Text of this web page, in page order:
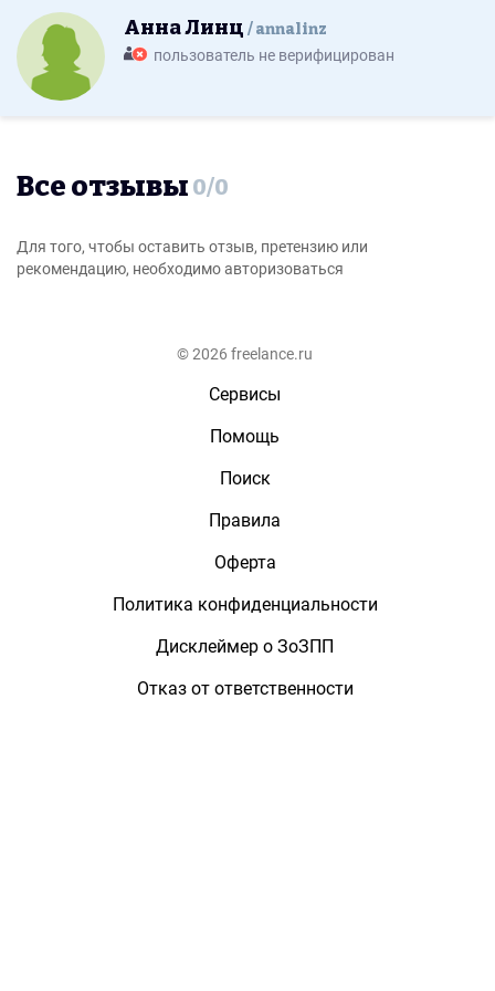
Анна Линц annalinz
пользователь не верифицирован
Все отзывы 0/0
Для того, чтобы оставить отзыв, претензию или
рекомендацию, необходимо авторизоваться
© 2026 freelance.ru
Сервисы
Помощь
Поиск
Правила
Оферта
Политика конфиденциальности
Дисклеймер о ЗоЗПП
Отказ от ответственности